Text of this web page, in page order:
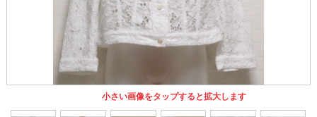
小さい画像をタップすると拡大します